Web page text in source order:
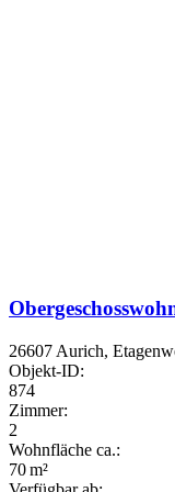
26607 Aurich,
Objekt-ID:
874
Zimmer:
2
Wohnfläche ca.:
70 m²